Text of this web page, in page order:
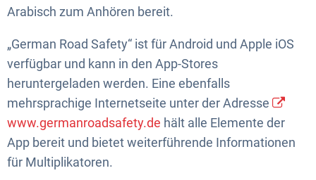
Arabisch zum Anhören bereit.
„German Road Safety“ ist für Android und Apple iOS
verfügbar und kann in den App-Stores
heruntergeladen werden. Eine ebenfalls
mehrsprachige Internetseite unter der Adresse
www.germanroadsafety.de hält alle Elemente der
App bereit und bietet weiterführende Informationen
für Multiplikatoren.